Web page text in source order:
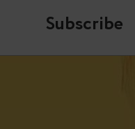
Subscribe